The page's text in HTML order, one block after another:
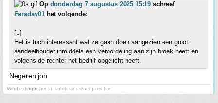
Op donderdag 7 augustus 2025 15:19 schreef
Faraday01 het volgende:
[..]
Het is toch interessant wat ze gaan doen aangezien een groot
aandeelhouder inmiddels een veroordeling aan zijn broek heeft en
volgens de rechter het bedrijf opgelicht heeft.
Negeren joh
Wind extinguishes a candle and energizes fire